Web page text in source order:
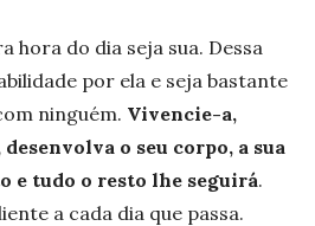
hora do dia seja sua. Dessa
por ela e seja bastante
ninguém. Vivencie-a,
o seu corpo, a sua
e tudo o resto lhe seguirá.
a cada dia que passa.